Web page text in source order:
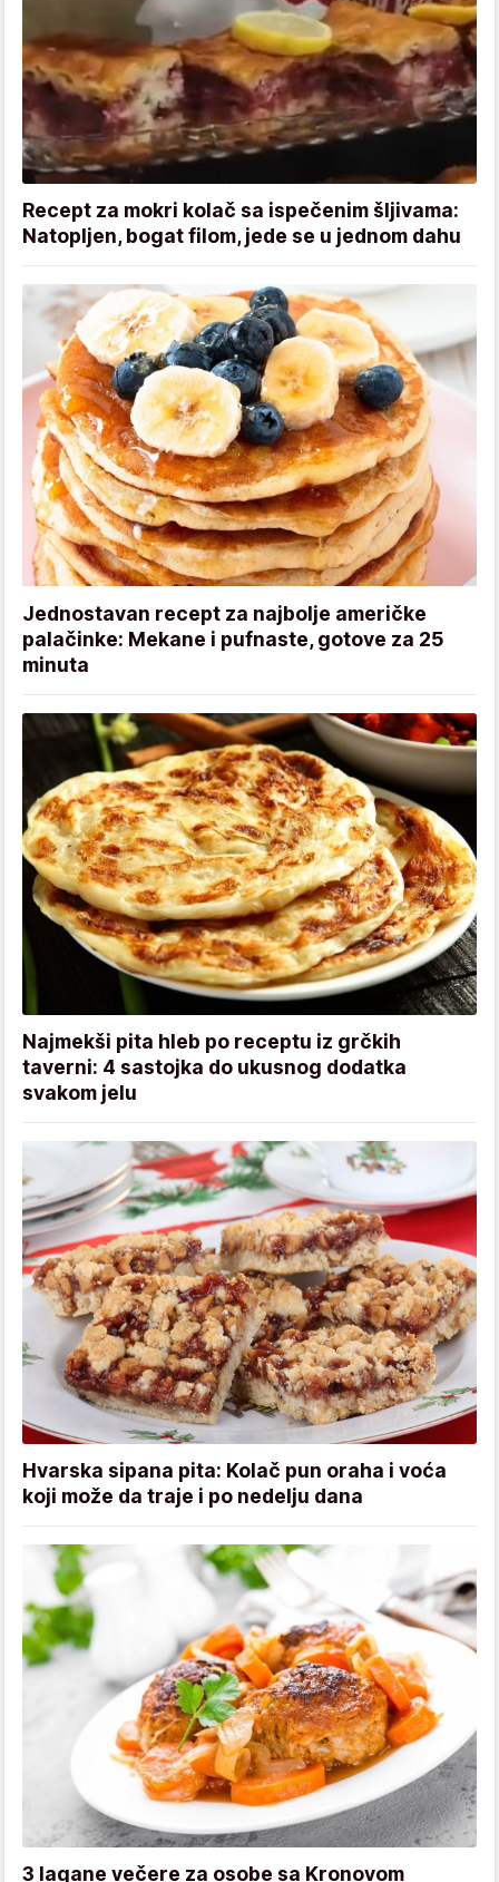
Recept za mokri kolač sa ispečenim šljivama:
Natopljen, bogat filom, jede se u jednom dahu
Jednostavan recept za najbolje američke
palačinke: Mekane i pufnaste, gotove za 25
minuta
Najmekši pita hleb po receptu iz grčkih
taverni: 4 sastojka do ukusnog dodatka
svakom jelu
Hvarska sipana pita: Kolač pun oraha i voća
koji može da traje i po nedelju dana
3 lagane večere za osobe sa Kronovom